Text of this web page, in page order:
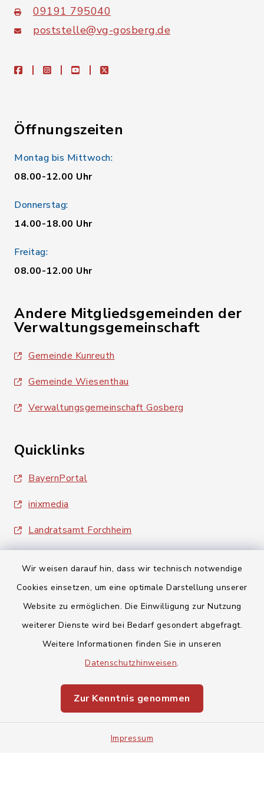
Wir weisen darauf hin, dass wir technisch notwendige
Cookies einsetzen, um eine optimale Darstellung unserer
Website zu ermöglichen. Die Einwilligung zur Nutzung
weiterer Dienste wird bei Bedarf gesondert abgefragt.
Weitere Informationen finden Sie in unseren
Datenschutzhinweisen.
Zur Kenntnis genommen
Impressum
09191 795040
poststelle@vg-gosberg.de
facebookinstagramyoutubeX
Öffnungszeiten
Montag bis Mittwoch:
08.00-12.00 Uhr
Donnerstag:
14.00-18.00 Uhr
Freitag:
08.00-12.00 Uhr
Andere Mitgliedsgemeinden der
Verwaltungsgemeinschaft
Gemeinde Kunreuth
Gemeinde Wiesenthau
Verwaltungsgemeinschaft Gosberg
Quicklinks
BayernPortal
inixmedia
Landratsamt Forchheim
Barrierefreiheit
Impressum
Sitemap